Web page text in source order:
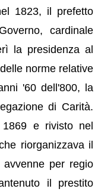
1823, il prefetto
cardinale
la presidenza al
norme relative
'60 dell'800, la
di Carità.
e rivisto nel
riorganizzava il
per regio
il prestito